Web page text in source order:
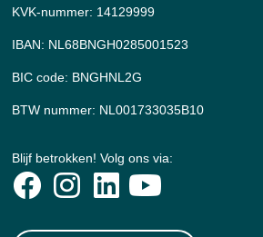
KVK-nummer: 14129999
IBAN: NL68BNGH0285001523
BIC code: BNGHNL2G
BTW nummer: NL001733035B10
Blijf betrokken! Volg ons via: